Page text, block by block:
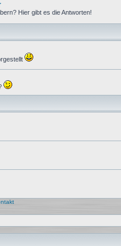
Hier gibt es die Antworten!